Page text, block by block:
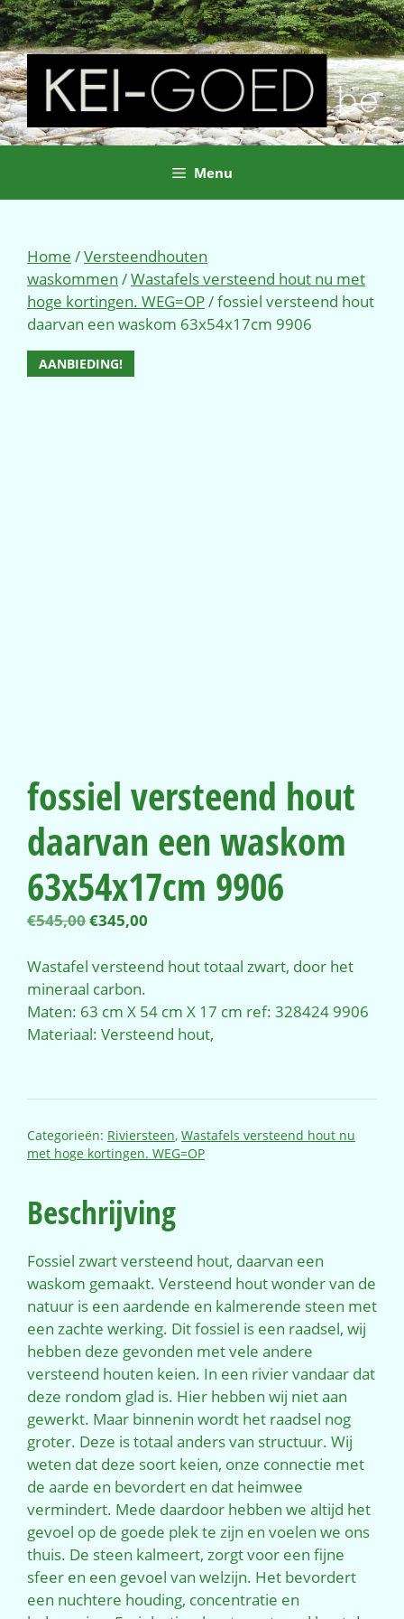
Ga
naar
de
inhoud
Menu
Home /Versteendhouten
waskommen /Wastafels versteend hout nu met
hoge kortingen. WEG=OP/ fossiel versteend hout
daarvan een waskom 63x54x17cm 9906
AANBIEDING!
fossiel versteend hout
daarvan een waskom
63x54x17cm 9906
€545,00Oorspronkelijke
was:
€545,00.
€345,00
is:
Wastafel versteend hout totaal zwart, door het
mineraal carbon.
Maten: 63 cm X 54 cm X 17 cm ref: 328424 9906
Materiaal: Versteend hout,
Categorieën: Riviersteen, Wastafels versteend hout nu
met hoge kortingen. WEG=OP
Beschrijving
Fossiel zwart versteend hout, daarvan een
waskom gemaakt. Versteend hout wonder van de
natuur is een aardende en kalmerende steen met
een zachte werking. Dit fossiel is een raadsel, wij
hebben deze gevonden met vele andere
versteend houten keien. In een rivier vandaar dat
deze rondom glad is. Hier hebben wij niet aan
gewerkt. Maar binnenin wordt het raadsel nog
groter. Deze is totaal anders van structuur. Wij
weten dat deze soort keien, onze connectie met
de aarde en bevordert en dat heimwee
vermindert. Mede daardoor hebben we altijd het
gevoel op de goede plek te zijn en voelen we ons
thuis. De steen kalmeert, zorgt voor een fijne
sfeer en een gevoel van welzijn. Het bevordert
een nuchtere houding, concentratie en